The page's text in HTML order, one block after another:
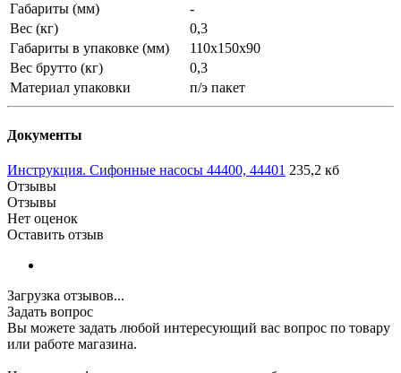
Габариты (мм)
-
Вес (кг)
0,3
Габариты в упаковке (мм)
110x150x90
Вес брутто (кг)
0,3
Материал упаковки
п/э пакет
Документы
Инструкция. Сифонные насосы 44400, 44401 235,2 кб
Отзывы
Отзывы
Нет оценок
Оставить отзыв
Загрузка отзывов...
Задать вопрос
Вы можете задать любой интересующий вас вопрос по товару
или работе магазина.